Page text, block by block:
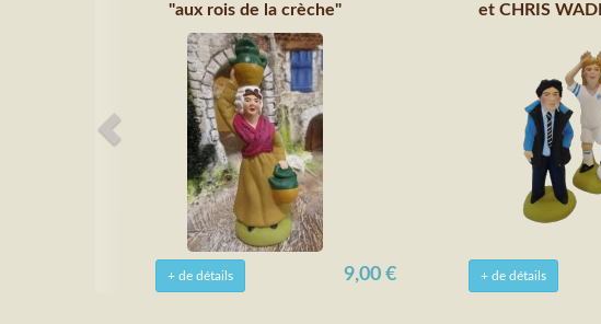
"aux rois de la crèche"
+ de détails 9,00 €
et CHRIS
+ de détails